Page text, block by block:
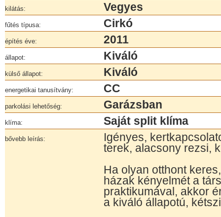
kilátás: Vegyes
fűtés típusa: Cirkó
építés éve: 2011
állapot: Kiváló
külső állapot: Kiváló
energetikai tanusítvány: CC
parkolási lehetőség: Garázsban
klíma: Saját split klíma
bővebb leírás:
Igényes,
terek, alacsony rezsi,
Ha olyan otthont
házak kényelmét a
praktikumával, akkor
a kiváló állapotú,